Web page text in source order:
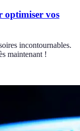
optimiser vos
incontournables.
maintenant !